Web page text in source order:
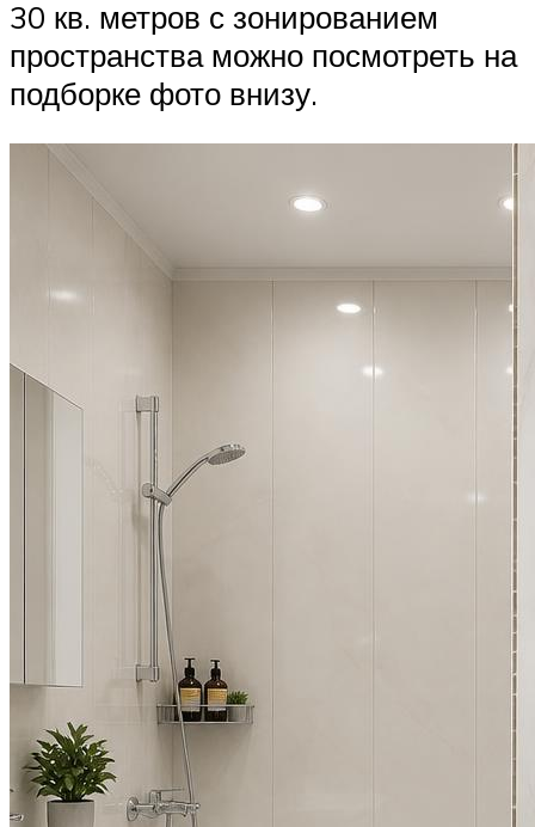
30 кв. метров с зонированием
пространства можно посмотреть на
подборке фото внизу.